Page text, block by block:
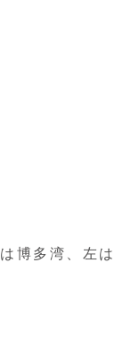
博多湾、左は